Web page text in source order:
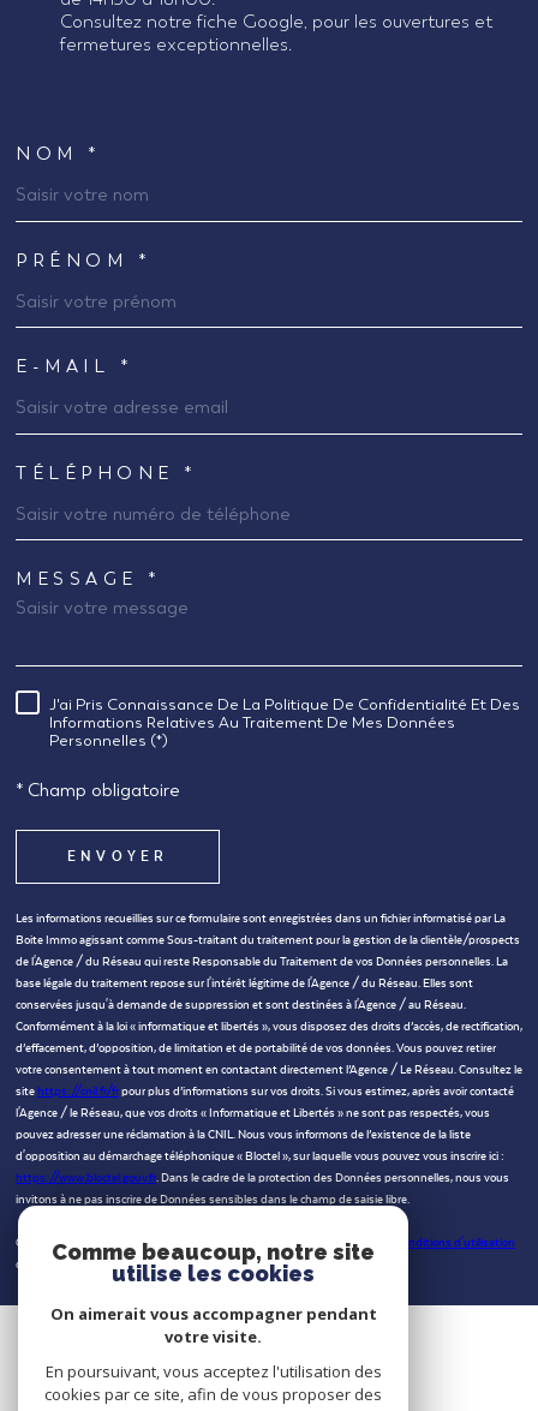
Consultez notre fiche Google, pour les ouvertures et
fermetures exceptionnelles.
TRAD_MELTEM_VOSCOORDONNEES
NOM *
PRÉNOM *
E-MAIL *
TÉLÉPHONE *
TRAD_MELTEM_VOREDEMANDE
MESSAGE *
RÈGLEMENTATION
J'ai Pris Connaissance De La Politique De Confidentialité Et Des
Informations Relatives Au Traitement De Mes Données
Personnelles (*)
* Champ obligatoire
ENVOYER
Les informations recueillies sur ce formulaire sont enregistrées dans un fichier informatisé par La
Boite Immo agissant comme Sous-traitant du traitement pour la gestion de la clientèle/prospects
de l'Agence / du Réseau qui reste Responsable du Traitement de vos Données personnelles. La
base légale du traitement repose sur l'intérêt légitime de l'Agence / du Réseau. Elles sont
conservées jusqu'à demande de suppression et sont destinées à l'Agence / au Réseau.
Conformément à la loi « informatique et libertés », vous disposez des droits d’accès, de rectification,
d’effacement, d’opposition, de limitation et de portabilité de vos données. Vous pouvez retirer
votre consentement à tout moment en contactant directement l’Agence / Le Réseau. Consultez le
sitehttps://cnil.fr/frpour plus d’informations sur vos droits. Si vous estimez, après avoir contacté
l'Agence / le Réseau, que vos droits « Informatique et Libertés » ne sont pas respectés, vous
pouvez adresser une réclamation à la CNIL. Nous vous informons de l’existence de la liste
d'opposition au démarchage téléphonique « Bloctel », sur laquelle vous pouvez vous inscrire ici :
https://www.bloctel.gouv.fr. Dans le cadre de la protection des Données personnelles, nous vous
invitons à ne pas inscrire de Données sensibles dans le champ de saisie libre.
Ce site est protégé par reCAPTCHA, les Politiques de Confidentialité
Conditions d'utilisation
de Google s'appliquent.
Comme beaucoup, notre site
utilise les cookies
On aimerait vous accompagner pendant
votre visite.
En poursuivant, vous acceptez l'utilisation des
cookies par ce site, afin de vous proposer des